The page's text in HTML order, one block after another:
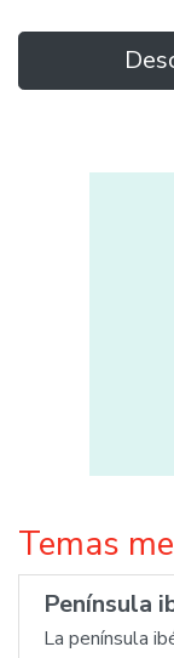
Temas
Península
La península